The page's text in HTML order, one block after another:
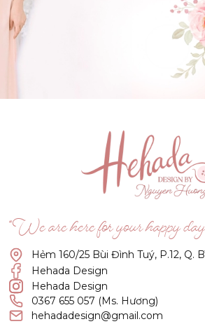
GẬT ĐẦU NHÉ
(Click vào đây để He và Nàng có 1
“We are here for your happy day”
Hẻm 160/25 Bùi Đình Tuý, P.12, Q.
Hehada Design
Hehada Design
0367 655 057 (Ms. Hương)
hehadadesign@gmail.com